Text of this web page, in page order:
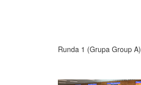
Runda 1 (Grupa Group A)